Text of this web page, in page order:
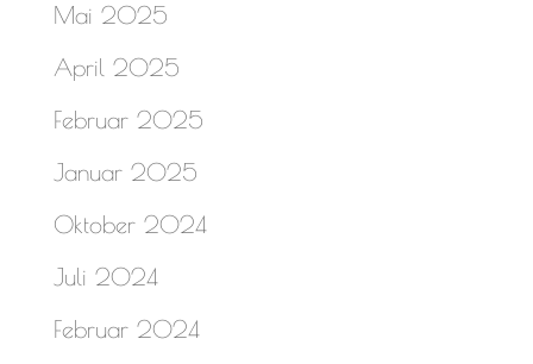
Mai 2025
April 2025
Februar 2025
Januar 2025
Oktober 2024
Juli 2024
Februar 2024